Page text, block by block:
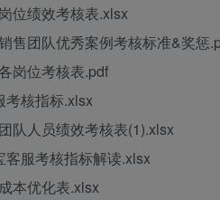
位绩效考核表.xlsx
售团队优秀案例考核标准&奖惩
岗位考核表.pdf
考核指标.xlsx
队人员绩效考核表(1).xlsx
客服考核指标解读.xlsx
本优化表.xlsx